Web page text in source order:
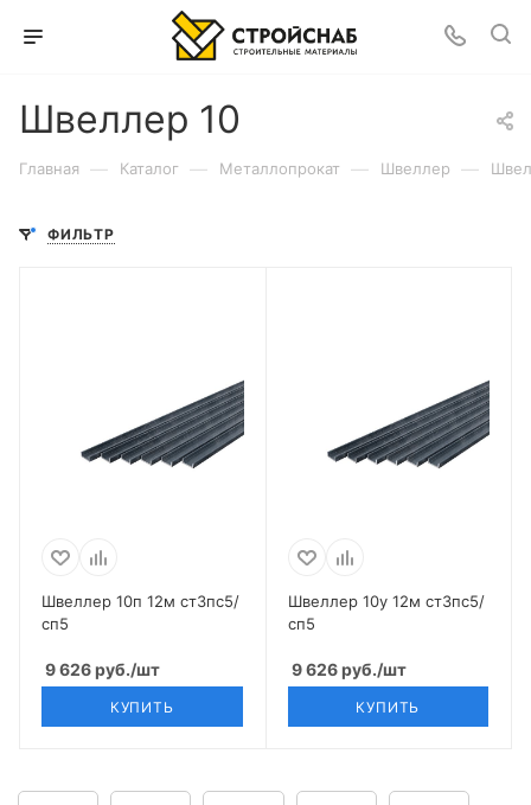
Швеллер 10
Главная — Каталог — Металлопрокат — Швеллер —
ФИЛЬТР
Швеллер 10п 12м ст3пс5/
сп5
9 626руб./шт
КУПИТЬ
Швеллер 10у 12м ст3пс5/
сп5
9 626руб./шт
КУПИТЬ